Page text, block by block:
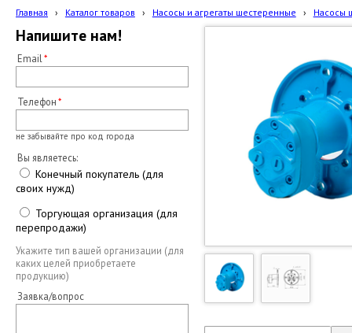
Главная › Каталог товаров › Насосы и агрегаты шестеренные › Насосы
Напишите нам!
Email
Телефон
не забывайте про код города
Вы являетесь:
Конечный покупатель (для
своих нужд)
Торгующая организация (для
перепродажи)
Укажите тип вашей организации (для
каких целей приобретаете
продукцию)
Заявка/вопрос